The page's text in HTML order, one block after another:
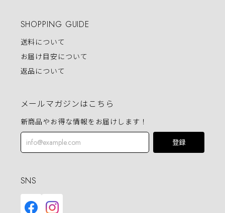
SHOPPING GUIDE
送料について
お届け目安について
返品について
メールマガジンはこちら
新商品やお得な情報をお届けします！
登録
SNS